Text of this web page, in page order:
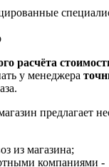
расчёта
у менеджера
предлагает
из магазина;
компаниями